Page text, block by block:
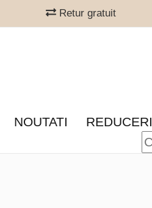
Retur gratuit
NOUTATI REDUCERI